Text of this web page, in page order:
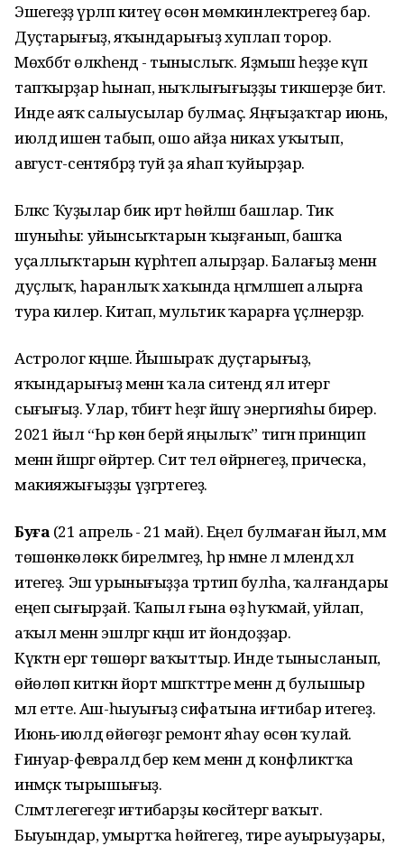
Эшегеҙҙә үрләп китеү өсөн мөмкинлектәрегеҙ бар.
Дуҫтарығыҙ, яҡындарығыҙ хуплап торор.
Мөхәббәт өлкәһендә - тыныслыҡ. Яҙмыш һеҙҙе күп
тапҡырҙар һынап, ныҡлығығыҙҙы тикшерҙе бит.
Инде аяҡ салыусылар булмаҫ. Яңғыҙаҡтар июнь,
июлдә ишен табып, ошо айҙа никах уҡытып,
август-сентябрҙә туй ҙа яһап ҡуйырҙар.
Бәләкәс Ҡуҙылар бик иртә һөйләшә башлар. Тик
шуныһы: уйынсыҡтарын ҡыҙғанып, башҡа
уҫаллыҡтарын күрһәтеп алырҙар. Балағыҙ менән
дуҫлыҡ, һаранлыҡ хаҡында әңгәмәләшеп алырға
тура килер. Китап, мультик ҡарарға әүәҫләнерҙәр.
Астролог кәңәше. Йышыраҡ дуҫтарығыҙ,
яҡындарығыҙ менән ҡала ситендә ял итергә
сығығыҙ. Улар, тәбиғәт һеҙгә йәшәү энергияһы бирер.
2021 йыл “Һәр көн берәй яңылыҡ” тигән принцип
менән йәшәргә өйрәтер. Сит тел өйрәнегеҙ, прическа,
макияжығыҙҙы үҙгәртегеҙ.
Буға (21 апрель - 21 май). Еңел булмаған йыл, әммә
төшөнкөлөккә бирелмәгеҙ, һәр нәмәне лә мәлендә хәл
итегеҙ. Эш урынығыҙҙа тәртип булһа, ҡалғандары
еңеп сығырҙай. Ҡапыл ғына өҙә һуҡмай, уйлап,
аҡыл менән эшләргә кәңәш итә йондоҙҙар.
Күктән ергә төшөргә ваҡыттыр. Инде тынысланып,
өйөлөп киткән йорт мәшәҡәттәре менән дә булышыр
мәл етте. Аш-һыуығыҙ сифатына иғтибар итегеҙ.
Июнь-июлдә өйөгөҙгә ремонт яһау өсөн ҡулай.
Ғинуар-февралдә бер кем менән дә конфликтҡа
инмәҫкә тырышығыҙ.
Сәләмәтлегегеҙгә иғтибарҙы көсәйтергә ваҡыт.
Быуындар, умыртҡа һөйәгегеҙ, тире ауырыуҙары,